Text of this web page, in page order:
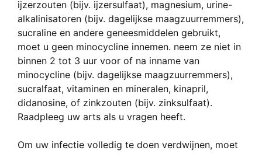
ijzerzouten (bijv. ijzersulfaat), magnesium, urine-
alkalinisatoren (bijv. dagelijkse maagzuurremmers),
sucraline en andere geneesmiddelen gebruikt,
moet u geen minocycline innemen. neem ze niet in
binnen 2 tot 3 uur voor of na inname van
minocycline (bijv. dagelijkse maagzuurremmers),
sucralfaat, vitaminen en mineralen, kinapril,
didanosine, of zinkzouten (bijv. zinksulfaat).
Raadpleeg uw arts als u vragen heeft.
Om uw infectie volledig te doen verdwijnen, moet